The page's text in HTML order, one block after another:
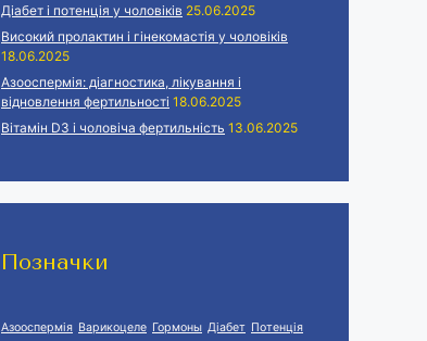
Діабет і потенція у чоловіків 25.06.2025
Високий пролактин і гінекомастія у чоловіків
18.06.2025
Азооспермія: діагностика, лікування і
відновлення фертильності 18.06.2025
Вітамін D3 і чоловіча фертильність 13.06.2025
Позначки
Азооспермія Варикоцеле Гормоны Діабет Потенція